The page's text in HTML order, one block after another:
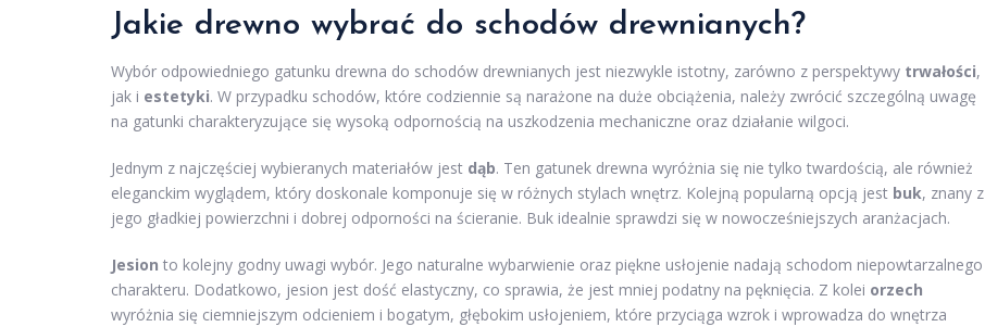
Jakie drewno wybrać do schodów drewnianych?
Wybór odpowiedniego gatunku drewna do schodów drewnianych jest niezwykle istotny, zarówno z perspektywy trwałości,
jak i estetyki. W przypadku schodów, które codziennie są narażone na duże obciążenia, należy zwrócić szczególną uwagę
na gatunki charakteryzujące się wysoką odpornością na uszkodzenia mechaniczne oraz działanie wilgoci.
Jednym z najczęściej wybieranych materiałów jest dąb. Ten gatunek drewna wyróżnia się nie tylko twardością, ale również
eleganckim wyglądem, który doskonale komponuje się w różnych stylach wnętrz. Kolejną popularną opcją jest buk, znany z
jego gładkiej powierzchni i dobrej odporności na ścieranie. Buk idealnie sprawdzi się w nowocześniejszych aranżacjach.
Jesion to kolejny godny uwagi wybór. Jego naturalne wybarwienie oraz piękne usłojenie nadają schodom niepowtarzalnego
charakteru. Dodatkowo, jesion jest dość elastyczny, co sprawia, że jest mniej podatny na pęknięcia. Z kolei orzech
wyróżnia się ciemniejszym odcieniem i bogatym, głębokim usłojeniem, które przyciąga wzrok i wprowadza do wnętrza